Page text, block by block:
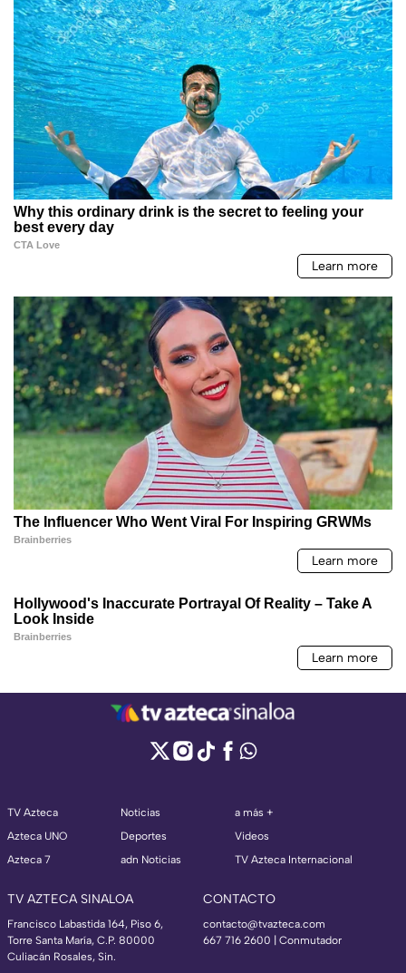
TV Azteca
Azteca UNO
Azteca 7
Noticias
Deportes
adn Noticias
a más +
Videos
TV Azteca Internacional
TV AZTECA SINALOA
Francisco Labastida 164, Piso 6,
Torre Santa María, C.P. 80000
Culiacán Rosales, Sin.
CONTACTO
contacto@tvazteca.com
667 716 2600 | Conmutador